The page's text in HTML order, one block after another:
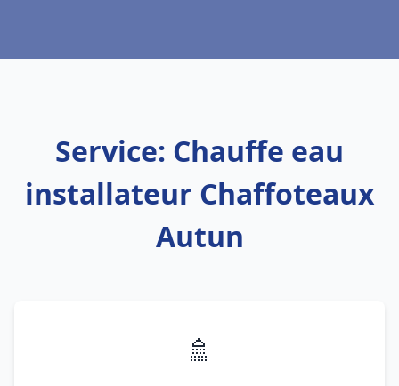
Service: Chauffe eau
installateur Chaffoteaux
Autun
🚿